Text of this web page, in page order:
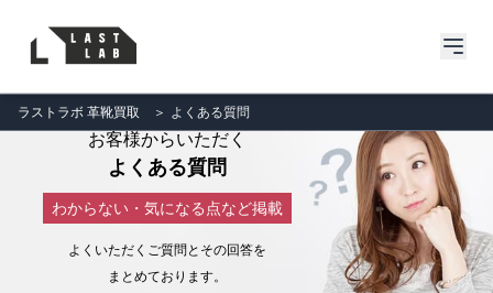
ラストラボ 革靴買取 ＞ よくある質問
お客様からいただく
よくある質問
わからない・気になる点など掲載
よくいただくご質問とその回答を
まとめております。